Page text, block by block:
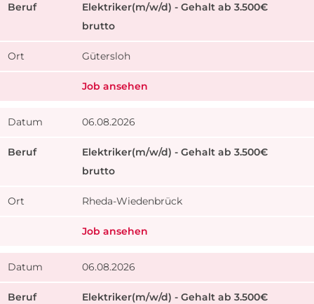
Elektriker(m/w/d) - Gehalt ab 3.500€
brutto
Gütersloh
Job ansehen
06.08.2026
Elektriker(m/w/d) - Gehalt ab 3.500€
brutto
Rheda-Wiedenbrück
Job ansehen
06.08.2026
Elektriker(m/w/d) - Gehalt ab 3.500€